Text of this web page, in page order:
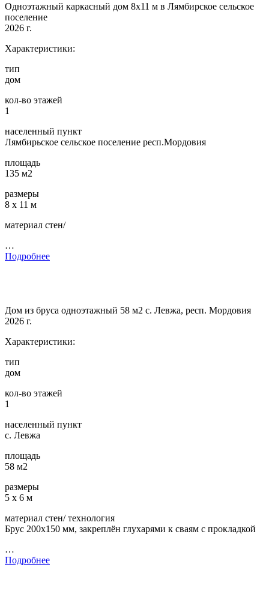
Одноэтажный каркасный дом 8х11 м в Лямбирское сельское
поселение
2026 г.
Характеристики:
тип
дом
кол-во этажей
1
населенный пункт
Лямбирьское сельское поселение респ.Мордовия
площадь
135 м2
размеры
8 х 11 м
материал стен/
…
Подробнее
Дом из бруса одноэтажный 58 м2 с. Левжа, респ. Мордовия
2026 г.
Характеристики:
тип
дом
кол-во этажей
1
населенный пункт
с. Левжа
площадь
58 м2
размеры
5 х 6 м
материал стен/ технология
Брус 200х150 мм, закреплён глухарями к сваям с прокладкой
…
Подробнее